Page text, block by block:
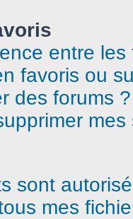
entre
favoris ou
des forums ?
sont
mes